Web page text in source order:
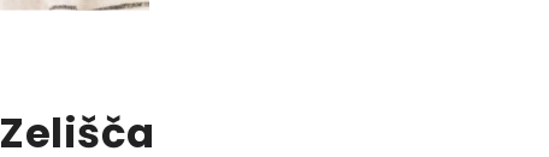
Zelišča